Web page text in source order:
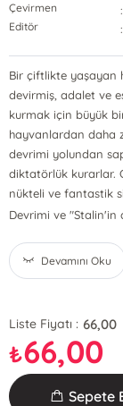
Çevirmen :
Editör
:
Bir çiftlikte yaşayan
devirmiş, adalet ve
kurmak için büyük
hayvanlardan daha
devrimi yolundan
diktatörlük kurarlar.
nükteli ve fantastik
Devrimi ve "Stalin'in
Devamını Oku
Liste Fiyatı : 66,00
₺66,00
Sepete